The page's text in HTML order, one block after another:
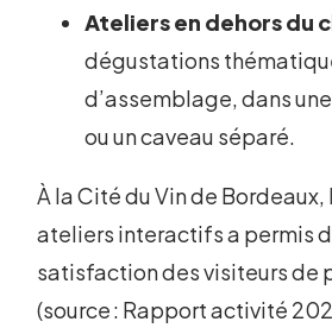
Ateliers en dehors du
dégustations
d’assemblage, dans
ou un caveau séparé.
À la Cité du Vin de
ateliers interactifs a permis
satisfaction des visiteurs de
(source : Rapport activité